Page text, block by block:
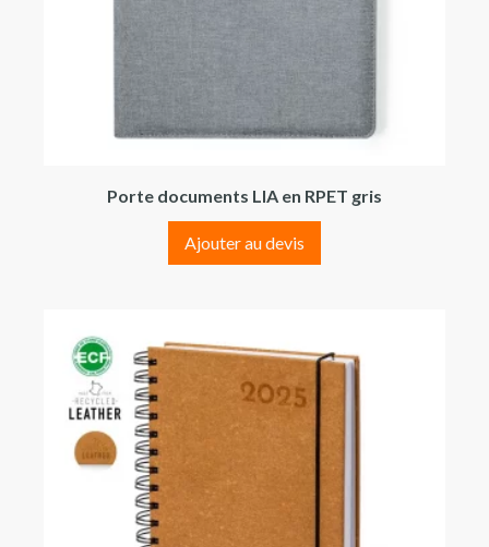
Porte documents LIA en RPET gris
Ajouter au devis